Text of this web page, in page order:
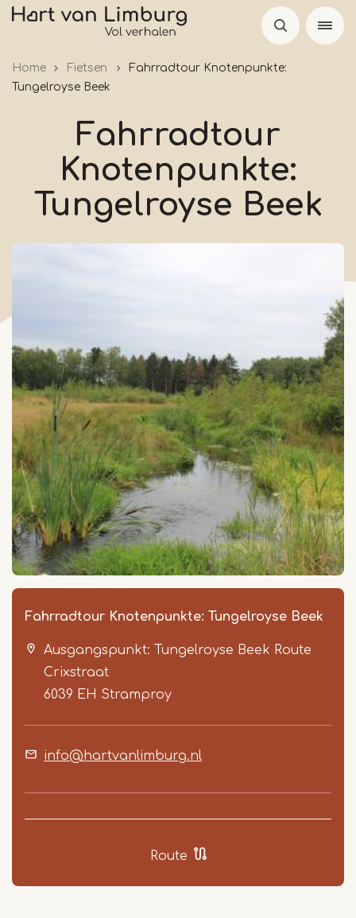
Skip
Home Fietsen
Fahrradtour Knotenpunkte:
Tungelroyse Beek
Fahrradtour
Knotenpunkte:
Tungelroyse Beek
Fahrradtour Knotenpunkte: Tungelroyse Beek
Ausgangspunkt: Tungelroyse Beek Route
Crixstraat
6039 EH Stramproy
info@hartvanlimburg.nl
Route